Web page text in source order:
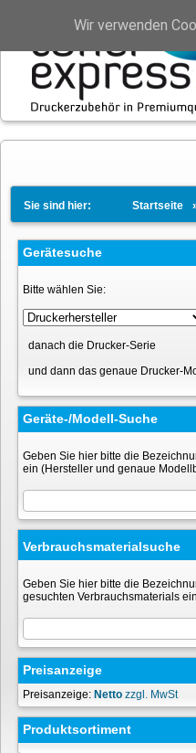
Sie sind hier: Startseite
Gerätesuche
Bitte wählen Sie:
danach die Drucker-Serie
und dann das genaue Drucker-
Geräte-/Modell-Suche
Geben Sie hier bitte die
ein (Hersteller und genaue
Verbrauchsmaterialsuche
Geben Sie hier bitte die
gesuchten Verbrauchsmaterials
Preisanzeige
Preisanzeige: Netto zzgl. MwSt
Produktsortiment
Wir verwenden